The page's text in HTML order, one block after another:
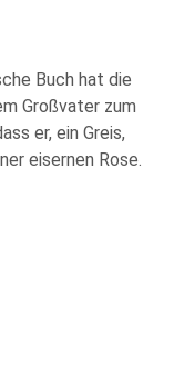
Buch hat die
Großvater zum
er, ein Greis,
eisernen Rose.